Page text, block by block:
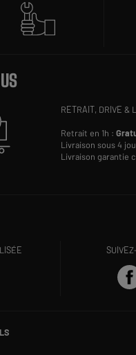
RETRAIT, DRIVE &
Retrait en 1h :
Livraison sous 4
Livraison garantie